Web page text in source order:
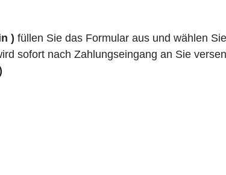
) füllen Sie das Formular aus und wählen
sofort nach Zahlungseingang an Sie